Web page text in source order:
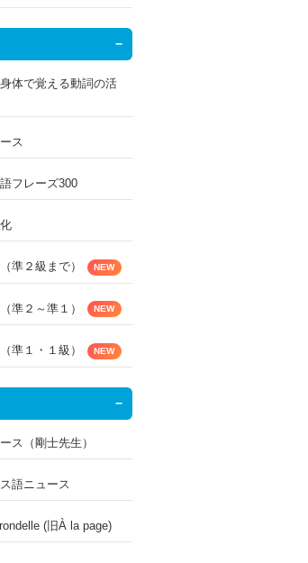
体で覚える動詞の活
ス
フレーズ300
準２級まで） NEW
準２～準１） NEW
準１・１級） NEW
ス（剛士先生）
語ニュース
(旧À la page)